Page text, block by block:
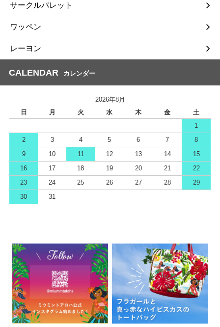
サークルパレット
ワッペン
レーヨン
CALENDAR カレンダー
2026年8月
日
月 火 水 木 金
土
1
2 3 4 5 6 7 8
9 10 11 12 13 14 15
16 17 18 19 20 21 22
23 24 25 26 27 28 29
30 31